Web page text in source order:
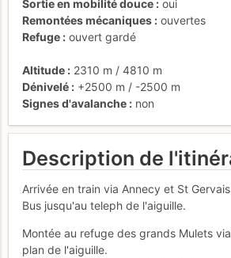
Sortie en mobilité douce
oui
Remontées mécaniques
ouvertes
Refuge
ouvert gardé
Altitude 2310 m / 4810 m
Dénivelé
+2500 m / -2500 m
Signes d'avalanche
non
Description de
Arrivée en train via Annecy et St
Bus jusqu'au teleph de l'aiguille.
Montée au refuge des grands Mulets
plan de l'aiguille.